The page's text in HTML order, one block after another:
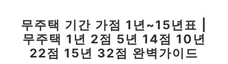
무주택 기간 가점 1년~15년표 |
무주택 1년 2점 5년 14점 10년
22점 15년 32점 완벽가이드